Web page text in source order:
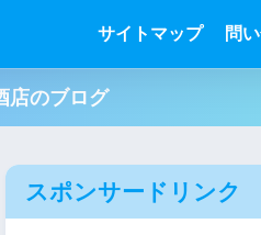
サイトマップ 問
店のブログ
スポンサードリンク